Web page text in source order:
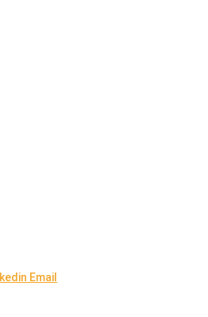
Email